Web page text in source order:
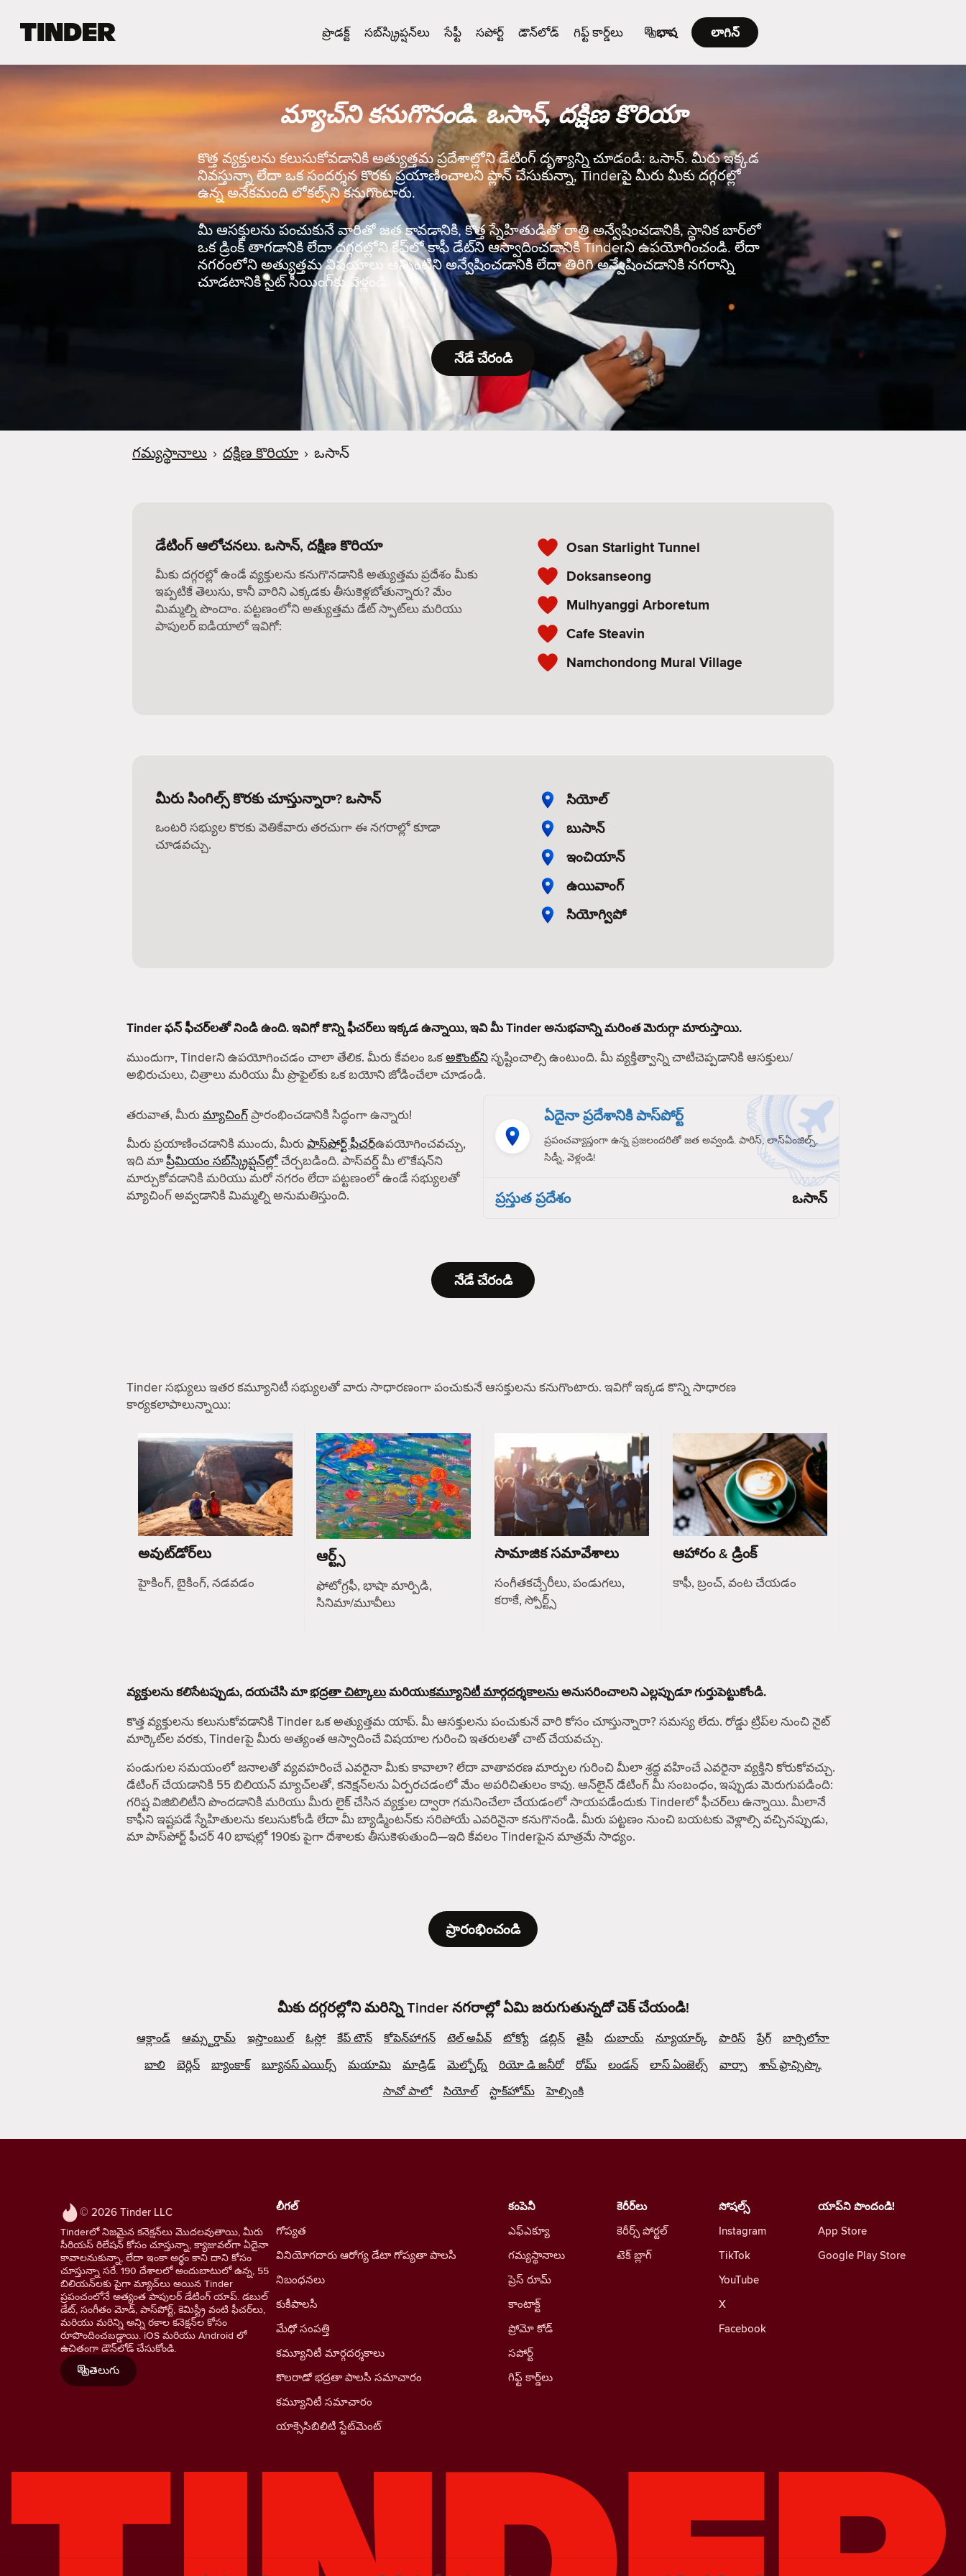
e
ప్రొడక్ట్ సబ్‌స్క్రిప్షన్‌లు సేఫ్టీ సపోర్ట్ డౌన్‌లోడ్ గిఫ్ట్ కార్డ్‌లు భాష లాగిన్
మ్యాచ్‌ని కనుగొనండి. ఒసాన్, దక్షిణ కొరియా
కొత్త వ్యక్తులను కలుసుకోవడానికి అత్యుత్తమ ప్రదేశాల్లోని డేటింగ్ దృశ్యాన్ని చూడండి: ఒసాన్. మీరు ఇక్కడ
నివస్తున్నా లేదా ఒక సందర్శన కొరకు ప్రయాణించాలని ప్లాన్ చేసుకున్నా, Tinderపై మీరు మీకు దగ్గరల్లో
ఉన్న అనేకమంది లోకల్స్‌ని కనుగొంటారు.
మీ ఆసక్తులను పంచుకునే వారితో జత కావడానికి, కొత్త స్నేహితుడితో రాత్రి అన్వేషించడానికి, స్థానిక బార్‌లో
ఒక డ్రింక్ తాగడానికి లేదా దగ్గరల్లోని కేఫ్‌లో కాఫీ డేట్‌ని ఆస్వాదించడానికి Tinderని ఉపయోగించండి. లేదా
నగరంలోని అత్యుత్తమ విషయాలు అన్నింటిని అన్వేషించడానికి లేదా తిరిగి అన్వేషించడానికి నగరాన్ని
చూడటానికి సైట్ సీయింగ్‌కు వెళ్లండి.
నేడే చేరండి
గమ్యస్థానాలు › దక్షిణ కొరియా › ఒసాన్
డేటింగ్ ఆలోచనలు. ఒసాన్, దక్షిణ కొరియా
మీకు దగ్గరల్లో ఉండే వ్యక్తులను కనుగొనడానికి అత్యుత్తమ ప్రదేశం మీకు
ఇప్పటికే తెలుసు, కానీ వారిని ఎక్కడకు తీసుకెళ్లబోతున్నారు? మేం
మిమ్మల్ని పొందాం. పట్టణంలోని అత్యుత్తమ డేట్ స్పాట్‌లు మరియు
పాపులర్ ఐడియాలో ఇవిగో:
Osan Starlight Tunnel
Doksanseong
Mulhyanggi Arboretum
Cafe Steavin
Namchondong Mural Village
మీరు సింగిల్స్ కొరకు చూస్తున్నారా? ఒసాన్
ఒంటరి సభ్యుల కొరకు వెతికేవారు తరచుగా ఈ నగరాల్లో కూడా
చూడవచ్చు.
సియోల్
బుసాన్
ఇంచియాన్
ఉయివాంగ్
సియోగ్విపో
Tinder ఫన్ ఫీచర్‌లతో నిండి ఉంది. ఇవిగో కొన్ని ఫీచర్‌లు ఇక్కడ ఉన్నాయి, ఇవి మీ Tinder అనుభవాన్ని మరింత మెరుగ్గా మారుస్తాయి.
ముందుగా, Tinderని ఉపయోగించడం చాలా తేలిక. మీరు కేవలం ఒకఅకౌంట్‌నిసృష్టించాల్సి ఉంటుంది. మీ వ్యక్తిత్వాన్ని చాటిచెప్పడానికి ఆసక్తులు/
అభిరుచులు, చిత్రాలు మరియు మీ ప్రొఫైల్‌కు ఒక బయోని జోడించేలా చూడండి.
తరువాత, మీరుమ్యాచింగ్ప్రారంభించడానికి సిద్ధంగా ఉన్నారు!
మీరు ప్రయాణించడానికి ముందు, మీరుపాస్‌పోర్ట్ ఫీచర్ఉపయోగించవచ్చు,
ఇది మాప్రీమియం సబ్‌స్క్రిప్షన్‌ల్లోచేర్చబడింది. పాస్‌వర్డ్ మీ లొకేషన్‌ని
మార్చుకోవడానికి మరియు మరో నగరం లేదా పట్టణంలో ఉండే సభ్యులతో
మ్యాచింగ్ అవ్వడానికి మిమ్మల్ని అనుమతిస్తుంది.
ఏదైనా ప్రదేశానికి పాస్‌పోర్ట్
ప్రపంచవ్యాప్తంగా ఉన్న ప్రజలందరితో జత అవ్వండి. పారిస్, లాస్‌ఏంజిల్స్,
సిడ్నీ, వెళ్లండి!
ప్రస్తుత ప్రదేశం ఒసాన్
నేడే చేరండి
Tinder సభ్యులు ఇతర కమ్యూనిటీ సభ్యులతో వారు సాధారణంగా పంచుకునే ఆసక్తులను కనుగొంటారు. ఇవిగో ఇక్కడ కొన్ని సాధారణ
కార్యకలాపాలున్నాయి:
అవుట్‌డోర్‌లు
హైకింగ్, బైకింగ్, నడవడం
ఆర్ట్స్
ఫోటోగ్రఫీ, భాషా మార్పిడి,
సినిమా/మూవీలు
సామాజిక సమావేశాలు
సంగీతకచ్చేరీలు, పండుగలు,
కరాకే, స్పోర్ట్స్
ఆహారం & డ్రింక్
కాఫీ, బ్రంచ్, వంట చేయడం
వ్యక్తులను కలిసేటప్పుడు, దయచేసి మాభద్రతా చిట్కాలుమరియుకమ్యూనిటీ మార్గదర్శకాలనుఅనుసరించాలని ఎల్లప్పుడూ గుర్తుపెట్టుకోండి.
కొత్త వ్యక్తులను కలుసుకోవడానికి Tinder ఒక అత్యుత్తమ యాప్. మీ ఆసక్తులను పంచుకునే వారి కోసం చూస్తున్నారా? సమస్య లేదు. రోడ్డు ట్రిప్‌ల నుంచి నైట్
మార్కెట్‌ల వరకు, Tinderపై మీరు అత్యంత ఆస్వాదించే విషయాల గురించి ఇతరులతో చాట్ చేయవచ్చు.
పండుగుల సమయంలో జనాలతో వ్యవహరించే ఎవరైనా మీకు కావాలా? లేదా వాతావరణ మార్పుల గురించి మీలా శ్రద్ధ వహించే ఎవరైనా వ్యక్తిని కోరుకోవచ్చు.
డేటింగ్ చేయడానికి 55 బిలియన్ మ్యాచ్‌లతో, కనెక్షన్‌లను ఏర్పరచడంలో మేం అపరిచితులం కావు. ఆన్‌లైన్ డేటింగ్ మీ సంబంధం, ఇప్పుడు మెరుగుపడింది:
గరిష్ట విజిబిలిటీని పొందడానికి మరియు మీరు లైక్ చేసిన వ్యక్తుల ద్వారా గమనించేలా చేయడంలో సాయపడేందుకు Tinderలో ఫీచర్‌లు ఉన్నాయి. మీలానే
కాఫీని ఇష్టపడే స్నేహితులను కలుసుకోండి లేదా మీ బ్యాడ్మింటన్‌కు సరిపోయే ఎవరినైనా కనుగొనండి. మీరు పట్టణం నుంచి బయటకు వెళ్లాల్సి వచ్చినప్పుడు,
మా పాస్‌పోర్ట్ ఫీచర్ 40 భాషల్లో 190కు పైగా దేశాలకు తీసుకెళుతుంది—ఇది కేవలం Tinderపైన మాత్రమే సాధ్యం.
ప్రారంభించండి
మీకు దగ్గరల్లోని మరిన్ని Tinder నగరాల్లో ఏమి జరుగుతున్నదో చెక్ చేయండి!
ఆక్లాండ్ ఆమ్స్టర్డామ్ ఇస్తాంబుల్ ఓస్లో కేప్ టౌన్ కోపెన్‌హాగన్ టెల్ అవీవ్ టోక్యో డబ్లిన్ తైపీ దుబాయ్ న్యూయార్క్ పారిస్ ప్రేగ్
బార్సిలోనా
బాలి
బెర్లిన్ బ్యాంకాక్ బ్యూనస్ ఎయిర్స్ మయామి మాడ్రిడ్ మెల్బోర్న్ రియో డి జనీరో రోమ్ లండన్ లాస్ ఏంజెల్స్ వార్సా
శాన్ ఫ్రాన్సిస్కొ
సావో పాలో
సియోల్ స్టాక్‌హోమ్ హెల్సింకి
© 2026 Tinder LLC
Tinderలో నిజమైన కనెక్షన్‌లు మొదలవుతాయి, మీరు
సీరియస్ రిలేషన్ కోసం చూస్తున్నా, క్యాజువల్‌గా ఏదైనా
కావాలనుకున్నా, లేదా ఇంకా అర్థం కాని దాని కోసం
చూస్తున్నా సరే. 190 దేశాలలో అందుబాటులో ఉన్న, 55
బిలియన్‌లకు పైగా మ్యాచ్‌లు అయిన Tinder
ప్రపంచంలోనే అత్యంత పాపులర్ డేటింగ్ యాప్. డబుల్
డేట్, సంగీతం మోడ్, పాస్‌పోర్ట్, కెమిస్ట్రీ వంటి ఫీచర్‌లు,
మరియు మరిన్ని అన్ని రకాల కనెక్షన్‌ల కోసం
రూపొందించబడ్డాయి. iOS మరియు Android లో
ఉచితంగా డౌన్‌లోడ్ చేసుకోండి.
తెలుగు
సోషల్స్
Instagram
TikTok
YouTube
X
Facebook
లీగల్
గోప్యత
వినియోగదారు ఆరోగ్య డేటా గోప్యతా పాలసీ
నిబంధనలు
కుకీపాలసీ
మేధో సంపత్తి
కమ్యూనిటీ మార్గదర్శకాలు
కొలరాడో భద్రతా పాలసీ సమాచారం
కమ్యూనిటీ సమాచారం
యాక్సెసిబిలిటీ స్టేట్‌మెంట్
కెరీర్‌లు
కెరీర్స్ పోర్టల్
టెక్ బ్లాగ్
కంపెనీ
ఎఫ్ఎక్యూ
గమ్యస్థానాలు
ప్రెస్ రూమ్
కాంటాక్ట్
ప్రోమో కోడ్
సపోర్ట్
గిఫ్ట్ కార్డ్‌లు
యాప్‌ని పొందండి!
App Store
Google Play Store